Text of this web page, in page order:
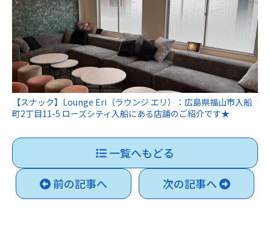
【スナック】Lounge Eri（ラウンジ エリ）：広島県福山市入船
町2丁目11-5 ローズシティ入船にある店舗のご紹介です★
一覧へもどる
前の記事へ
次の記事へ